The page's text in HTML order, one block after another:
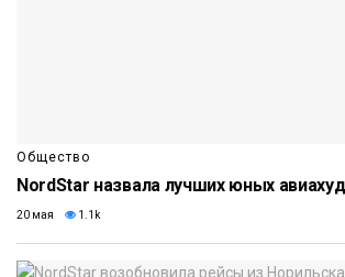
Общество
NordStar назвала лучших юных
20 мая 1.1k